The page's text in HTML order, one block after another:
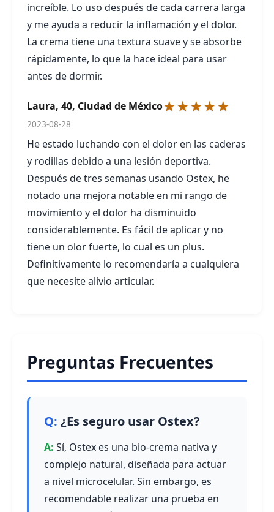
increíble. Lo uso después de cada carrera larga
y me ayuda a reducir la inflamación y el dolor.
La crema tiene una textura suave y se absorbe
rápidamente, lo que la hace ideal para usar
antes de dormir.
Laura, 40, Ciudad de México★★★★★
2023-08-28
He estado luchando con el dolor en las caderas
y rodillas debido a una lesión deportiva.
Después de tres semanas usando Ostex, he
notado una mejora notable en mi rango de
movimiento y el dolor ha disminuido
considerablemente. Es fácil de aplicar y no
tiene un olor fuerte, lo cual es un plus.
Definitivamente lo recomendaría a cualquiera
que necesite alivio articular.
Preguntas Frecuentes
¿Es seguro usar Ostex?
Sí, Ostex es una bio-crema nativa y
complejo natural, diseñada para actuar
a nivel microcelular. Sin embargo, es
recomendable realizar una prueba en